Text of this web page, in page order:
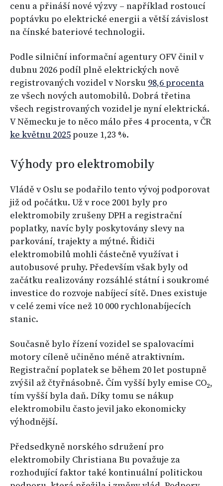
cenu a přináší nové výzvy – například rostoucí
poptávku po elektrické energii a větší závislost
na čínské bateriové technologii.
Podle silniční informační agentury OFV činil v
dubnu 2026 podíl plně elektrických nově
registrovaných vozidel v Norsku 98,6 procenta
ze všech nových automobilů. Dobrá třetina
všech registrovaných vozidel je nyní elektrická.
V Německu je to něco málo přes 4 procenta, v ČR
ke květnu 2025pouze 1,23 %.
Výhody pro elektromobily
Vládě v Oslu se podařilo tento vývoj podporovat
již od počátku. Už v roce 2001 byly pro
elektromobily zrušeny DPH a registrační
poplatky, navíc byly poskytovány slevy na
parkování, trajekty a mýtné. Řidiči
elektromobilů mohli částečně využívat i
autobusové pruhy. Především však byly od
začátku realizovány rozsáhlé státní i soukromé
investice do rozvoje nabíjecí sítě. Dnes existuje
v celé zemi více než 10 000 rychlonabíjecích
stanic.
Současně bylo řízení vozidel se spalovacími
motory cíleně učiněno méně atraktivním.
Registrační poplatek se během 20 let postupně
zvýšil až čtyřnásobně. Čím vyšší byly emise CO₂,
tím vyšší byla daň. Díky tomu se nákup
elektromobilu často jevil jako ekonomicky
výhodnější.
Předsedkyně norského sdružení pro
elektromobily Christiana Bu považuje za
rozhodující faktor také kontinuální politickou